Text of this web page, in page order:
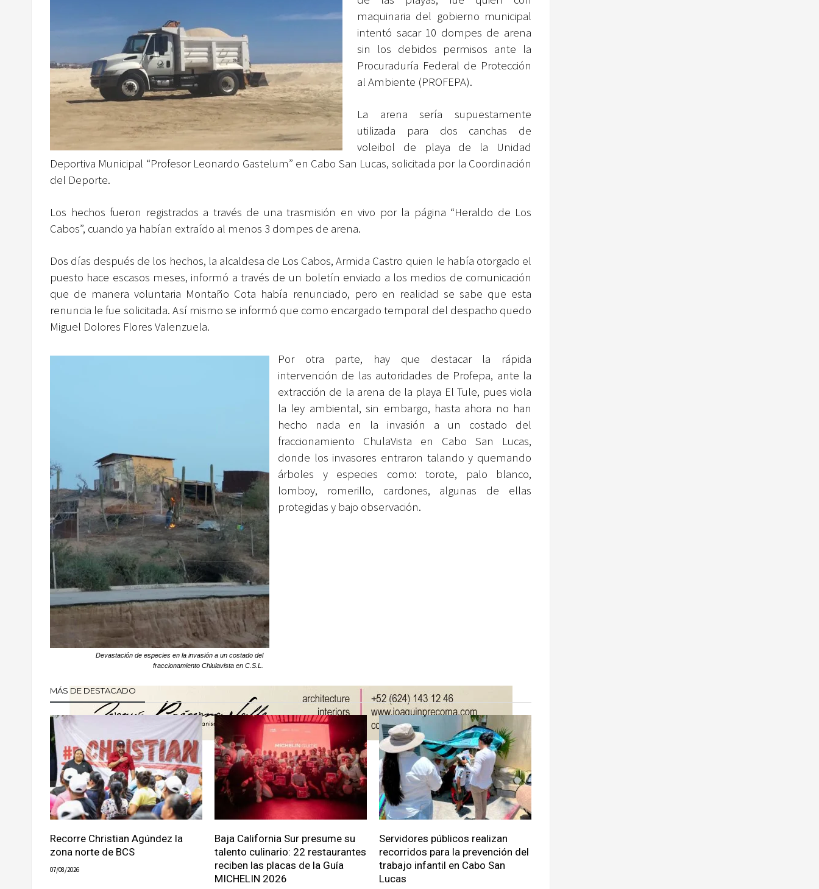
maquinaria del gobierno municipal
intentó sacar 10 dompes de arena
sin los debidos permisos ante la
Procuraduría Federal de Protección
al Ambiente (PROFEPA).
La arena sería supuestamente
utilizada para dos canchas de
voleibol de playa de la Unidad
Deportiva Municipal “Profesor Leonardo Gastelum” en Cabo San Lucas, solicitada por la Coordinación
del Deporte.
Los hechos fueron registrados a través de una trasmisión en vivo por la página “Heraldo de Los
Cabos”, cuando ya habían extraído al menos 3 dompes de arena.
Dos días después de los hechos, la alcaldesa de Los Cabos, Armida Castro quien le había otorgado el
puesto hace escasos meses, informó a través de un boletín enviado a los medios de comunicación
que de manera voluntaria Montaño Cota había renunciado, pero en realidad se sabe que esta
renuncia le fue solicitada. Así mismo se informó que como encargado temporal del despacho quedo
Miguel Dolores Flores Valenzuela.
Devastación de especies en la invasión a un costado del
fraccionamiento Chlulavista en C.S.L.
Por otra parte, hay que destacar la rápida
intervención de las autoridades de Profepa, ante la
extracción de la arena de la playa El Tule, pues viola
la ley ambiental, sin embargo, hasta ahora no han
hecho nada en la invasión a un costado del
fraccionamiento ChulaVista en Cabo San Lucas,
donde los invasores entraron talando y quemando
árboles y especies como: torote, palo blanco,
lomboy, romerillo, cardones, algunas de ellas
protegidas y bajo observación.
MÁS DE DESTACADO
Recorre Christian Agúndez la
zona norte de BCS
07/08/2026
Baja California Sur presume su
talento culinario: 22 restaurantes
reciben las placas de la Guía
MICHELIN 2026
Servidores públicos realizan
recorridos para la prevención del
trabajo infantil en Cabo San
Lucas